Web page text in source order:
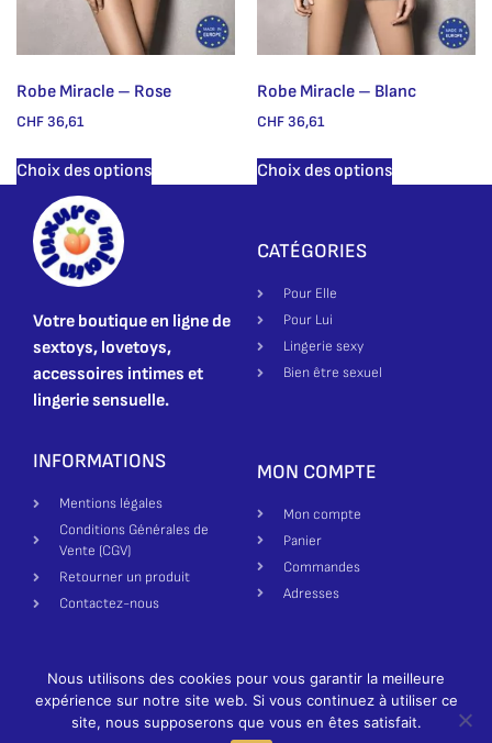
Robe Miracle – Rose
CHF 36,61
Choix des options
Robe Miracle – Blanc
CHF 36,61
Choix des options
Votre boutique en ligne de
sextoys, lovetoys,
accessoires intimes et
lingerie sensuelle.
CATÉGORIES
Pour Elle
Pour Lui
Lingerie sexy
Bien être sexuel
INFORMATIONS
Mentions légales
Conditions Générales de
Vente (CGV)
Retourner un produit
Contactez-nous
MON COMPTE
Mon compte
Panier
Commandes
Adresses
Création site par Made in Bienne | Luxure Miam ©2025-2026 All
rights reserved
German
Nous utilisons des cookies pour vous garantir la meilleure
expérience sur notre site web. Si vous continuez à utiliser ce
site, nous supposerons que vous en êtes satisfait.